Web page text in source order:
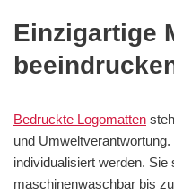
Einzigartige
Bedruckte Logomatten
und
individualisiert werden.
maschinenwaschbar bis